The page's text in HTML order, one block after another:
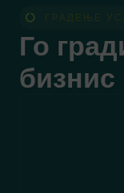
Го
бизнис